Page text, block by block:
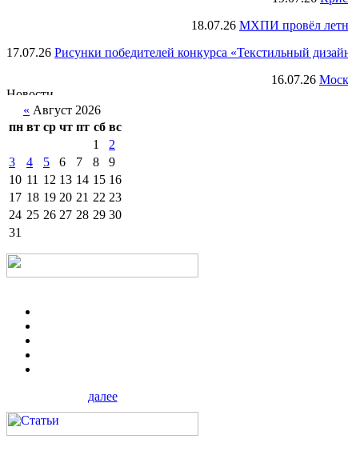
18.07.26 МХПИ провёл
17.07.26 Рисунки победителей конкурса «Текстильный
16.07.26
« Август 2026
пн вт ср чт пт сб вс
1
2
3
4 5 6 7 8
9
10 11 12 13 14 15 16
17 18 19 20 21 22 23
24 25 26 27 28 29 30
31
далее